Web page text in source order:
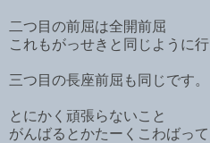
二つ目の前屈は全開前屈
これもがっせきと同じように行
三つ目の長座前屈も同じです。
とにかく頑張らないこと
がんばるとかたーくこわばっ